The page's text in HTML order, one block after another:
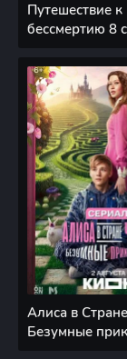
Путешествие к
бессмертию 8
Алиса в
Безумные